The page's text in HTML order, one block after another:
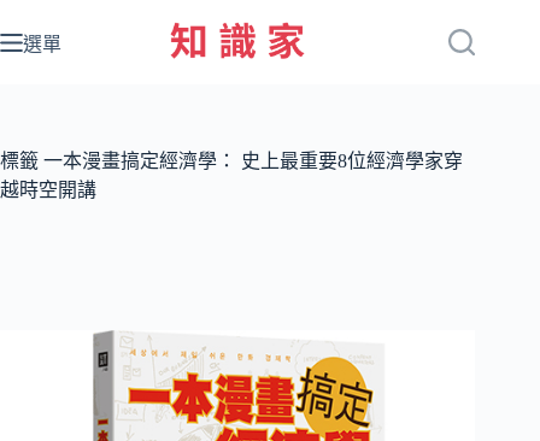
至
容
選單
標籤 一本漫畫搞定經濟學： 史上最重要8位經濟學家穿
越時空開講